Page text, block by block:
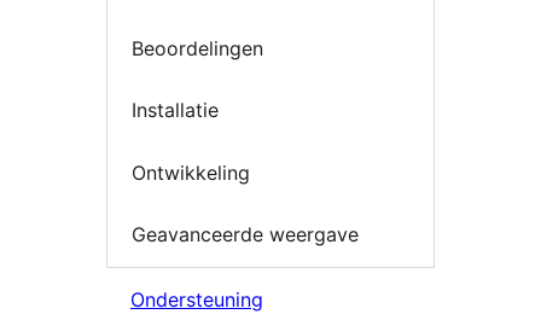
Beoordelingen
Installatie
Ontwikkeling
Geavanceerde weergave
Ondersteuning